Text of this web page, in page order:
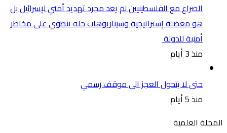
الصراع مع الفلسطينيين لم يعد مجرد تهديد أمني لإسرائيل بل
هو معضلة إستراتيجية وسيناريوهات حله تنطوي على مخاطر
أمنية للدولة
منذ 3 أيام
حتى لا يتحول العجز الى موقف رسمي
منذ 5 أيام
المجلة العلمية